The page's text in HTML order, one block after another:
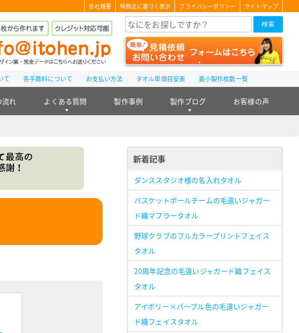
会社概要 特商法に基づく表示 プライバシーポリシー サイトマップ
検索
て 各手数料について お支払い方法 タオル単価目安表 最小製作枚数一覧
流れ よくある質問 製作事例 製作ブログ お客様の声
新着記事
ダンススタジオ様の名入れタオル
バスケットボールチームの毛違いジャガー
ド織マフラータオル
野球クラブのフルカラープリントフェイス
タオル
20周年記念の毛違いジャガード織フェイス
タオル
アイボリー×パープル色の毛違いジャガー
ド織フェイスタオル